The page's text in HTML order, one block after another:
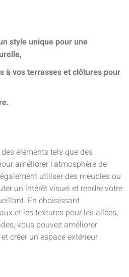
style unique pour une
à vos terrasses et clôtures pour
éléments tels que des
améliorer l’atmosphère de
utiliser des meubles ou
un intérêt visuel et rendre votre
En choisissant
et les textures pour les allées,
vous pouvez améliorer
créer un espace extérieur